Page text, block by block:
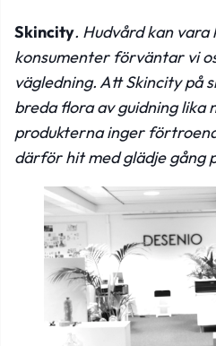
Skincity. Hudvård kan vara
konsumenter förväntar vi
vägledning. Att Skincity på
breda flora av guidning lika
produkterna inger
därför hit med glädje gång